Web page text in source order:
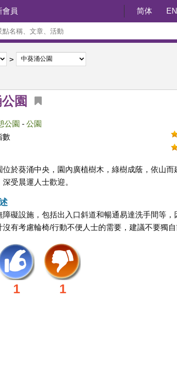
會員 简体 EN
園
公園 - 公園
數
位於葵涌中央，園內廣植樹木，綠樹成蔭，依山而
受晨運人士歡迎。
障礙設施，包括出入口斜道和暢通易達洗手間等，
沒有考慮輪椅/行動不便人士的需要，建議不要獨自
1 1